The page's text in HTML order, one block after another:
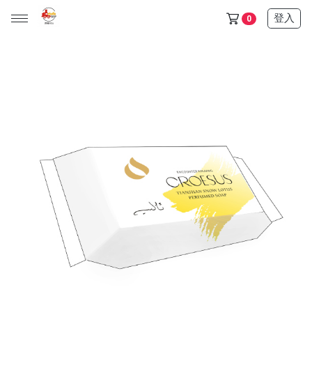
0 登入
天山雪蓮清氣飲+金箔皂 可任選 (單價600元，任選三件1200